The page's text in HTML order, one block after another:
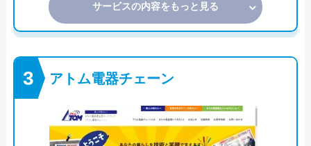
サービスの内容をもっと見る
アトム電器チェーン